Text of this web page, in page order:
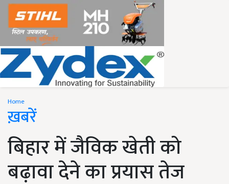
Home
ख़बरें
बिहार में जैविक खेती को
बढ़ावा देने का प्रयास तेज